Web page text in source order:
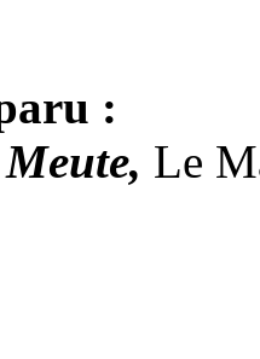
:
Le